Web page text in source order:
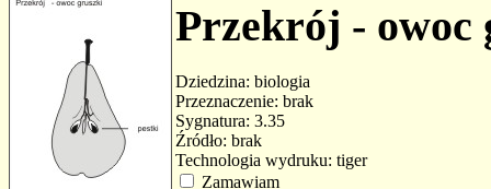
Przekrój - owoc
Dziedzina: biologia
Przeznaczenie: brak
Sygnatura: 3.35
Źródło: brak
Technologia wydruku: tiger
Zamawiam